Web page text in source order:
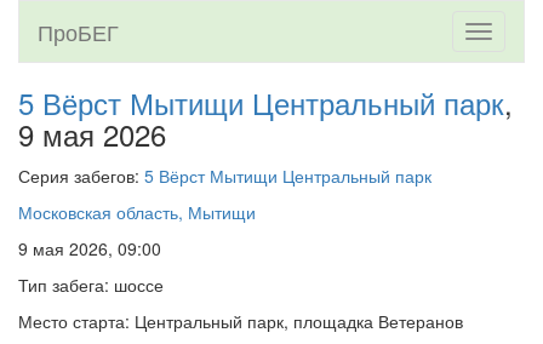
Toggle
ПроБЕГ
5 Вёрст Мытищи Центральный парк,
9 мая 2026
Серия забегов: 5 Вёрст Мытищи Центральный парк
Московская область, Мытищи
9 мая 2026, 09:00
Тип забега: шоссе
Место старта: Центральный парк, площадка Ветеранов